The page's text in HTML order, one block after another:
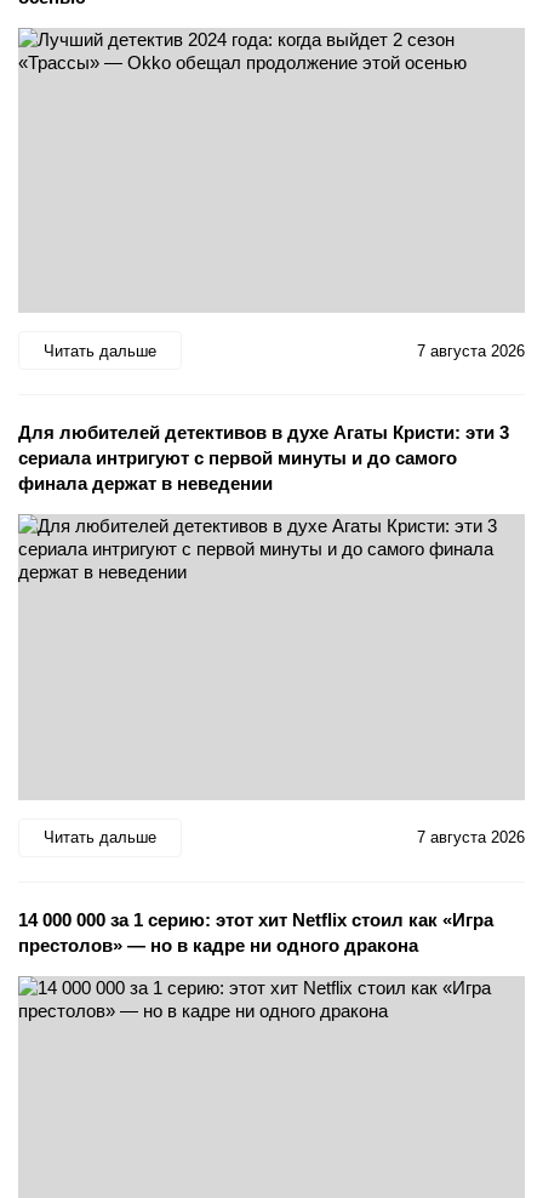
Читать дальше 7 августа 2026
Для любителей детективов в духе Агаты Кристи: эти 3
сериала интригуют с первой минуты и до самого
финала держат в неведении
Читать дальше 7 августа 2026
14 000 000 за 1 серию: этот хит Netflix стоил как «Игра
престолов» — но в кадре ни одного дракона